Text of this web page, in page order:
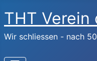
THT
Wir schliessen - nach